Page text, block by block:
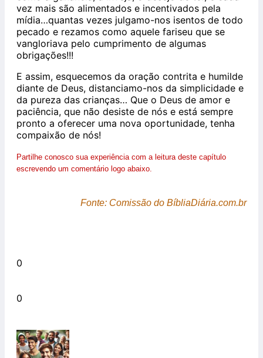
vez mais são alimentados e incentivados pela
mídia…quantas vezes julgamo-nos isentos de todo
pecado e rezamos como aquele fariseu que se
vangloriava pelo cumprimento de algumas
obrigações!!!
E assim, esquecemos da oração contrita e humilde
diante de Deus, distanciamo-nos da simplicidade e
da pureza das crianças… Que o Deus de amor e
paciência, que não desiste de nós e está sempre
pronto a oferecer uma nova oportunidade, tenha
compaixão de nós!
Partilhe conosco sua experiência com a leitura deste capítulo
escrevendo um comentário logo abaixo.
Fonte: Comissão do BíbliaDiária.com.br
0
0